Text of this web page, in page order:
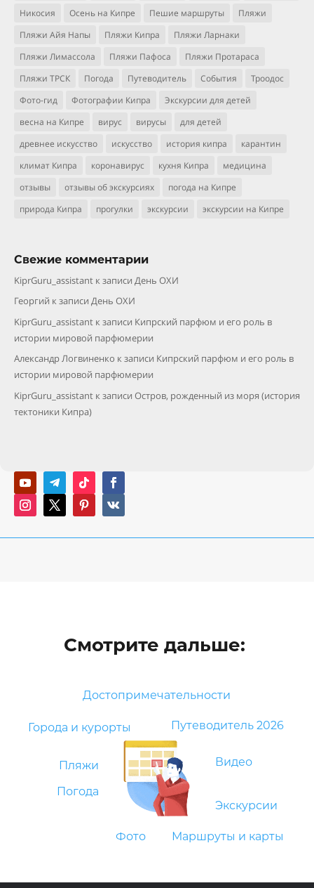
Никосия Осень на Кипре Пешие маршруты
Пляжи
Пляжи Айя Напы
Пляжи Кипра
Пляжи Ларнаки
Пляжи Лимассола
Пляжи Пафоса
Пляжи Протараса
Пляжи ТРСК
Погода Путеводитель События
Троодос
Фото-гид
Фотографии Кипра
Экскурсии для детей
весна на Кипре
вирус вирусы
для детей
древнее искусство
искусство история кипра
карантин
климат Кипра
коронавирус кухня Кипра
медицина
отзывы
отзывы об экскурсиях
погода на Кипре
природа Кипра
прогулки экскурсии экскурсии на Кипре
Свежие комментарии
KiprGuru_assistant к записи День ОХИ
Георгий к записи День ОХИ
KiprGuru_assistant к записи Кипрский парфюм и его роль в
истории мировой парфюмерии
Александр Логвиненко к записи Кипрский парфюм и его роль в
истории мировой парфюмерии
KiprGuru_assistant к записи Остров, рожденный из моря (история
тектоники Кипра)
Смотрите дальше:
Достопримечательности
Города и курорты Путеводитель 2026
Пляжи
Погода
Видео
Экскурсии
Фото Маршруты и карты